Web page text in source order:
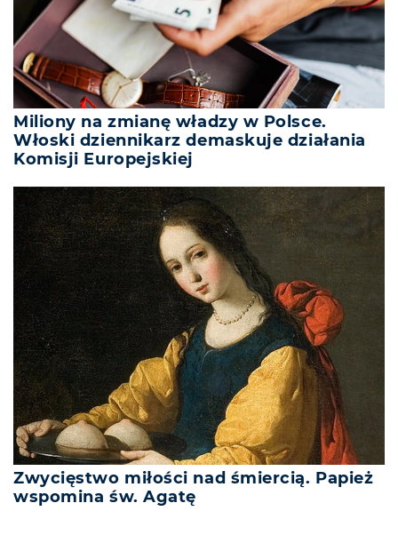
Miliony na zmianę władzy w Polsce.
Włoski dziennikarz demaskuje działania
Komisji Europejskiej
Zwycięstwo miłości nad śmiercią. Papież
wspomina św. Agatę